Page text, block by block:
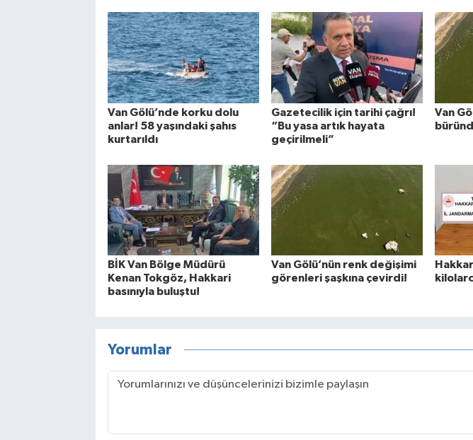
Van Gölü’nde korku dolu
anlar! 58 yaşındaki şahıs
kurtarıldı
Gazetecilik için tarihi çağrı!
“Bu yasa artık hayata
geçirilmeli”
Van
BİK Van Bölge Müdürü
Kenan Tokgöz, Hakkari
basınıyla buluştu!
Van Gölü’nün renk değişimi
görenleri şaşkına çevirdi!
Yorumlar